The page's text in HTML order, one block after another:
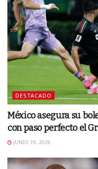
DESTACADO
México asegura su
con paso perfecto el
JUNIO 19, 2026